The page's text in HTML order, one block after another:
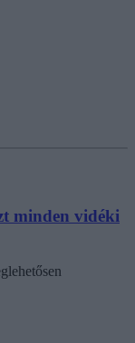
minden vidéki